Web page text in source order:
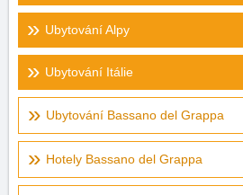
Ubytování Alpy
Ubytování Itálie
Ubytování Bassano del Grappa
Hotely Bassano del Grappa